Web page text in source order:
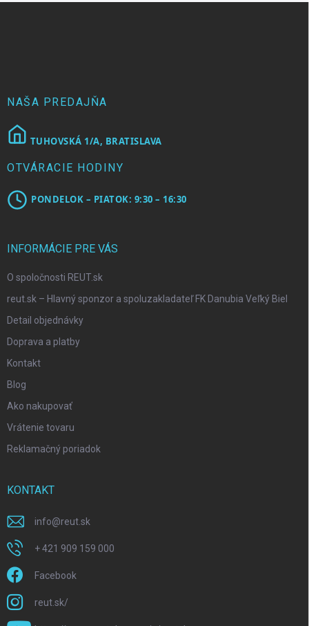
NAŠA PREDAJŇA
TUHOVSKÁ 1/A, BRATISLAVA
OTVÁRACIE HODINY
PONDELOK – PIATOK: 9:30 – 16:30
INFORMÁCIE PRE VÁS
O spoločnosti REUT.sk
reut.sk – Hlavný sponzor a spoluzakladateľ FK Danubia Veľký Biel
Detail objednávky
Doprava a platby
Kontakt
Blog
Ako nakupovať
Vrátenie tovaru
Reklamačný poriadok
KONTAKT
info@reut.sk
+ 421 909 159 000
Facebook
reut.sk/